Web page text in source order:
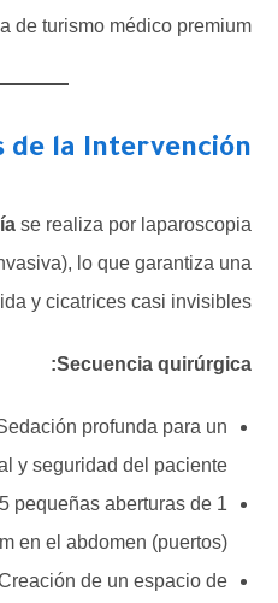
de turismo médico premium.
de la Intervención
se realiza por laparoscopia
lo que garantiza una
y cicatrices casi invisibles.
Secuencia quirúrgica:
Sedación profunda para un
y seguridad del paciente.
pequeñas aberturas de 1
en el abdomen (puertos).
Creación de un espacio de